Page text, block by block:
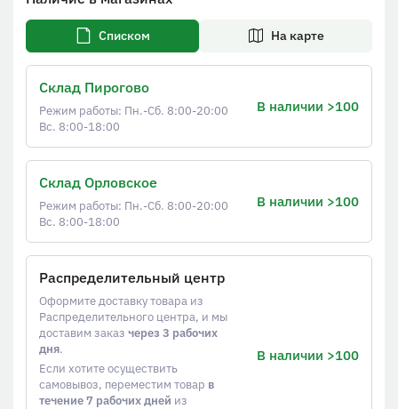
Списком На карте
Склад Пирогово
Режим работы: Пн.-Сб. 8:00-20:00
Вс. 8:00-18:00
В наличии >100
Склад Орловское
Режим работы: Пн.-Сб. 8:00-20:00
Вс. 8:00-18:00
В наличии >100
Распределительный центр
Оформите доставку товара из
Распределительного центра, и мы
доставим заказ через 3 рабочих
дня.
Если хотите осуществить
самовывоз, переместим товар в
течение 7 рабочих дней из
В наличии >100